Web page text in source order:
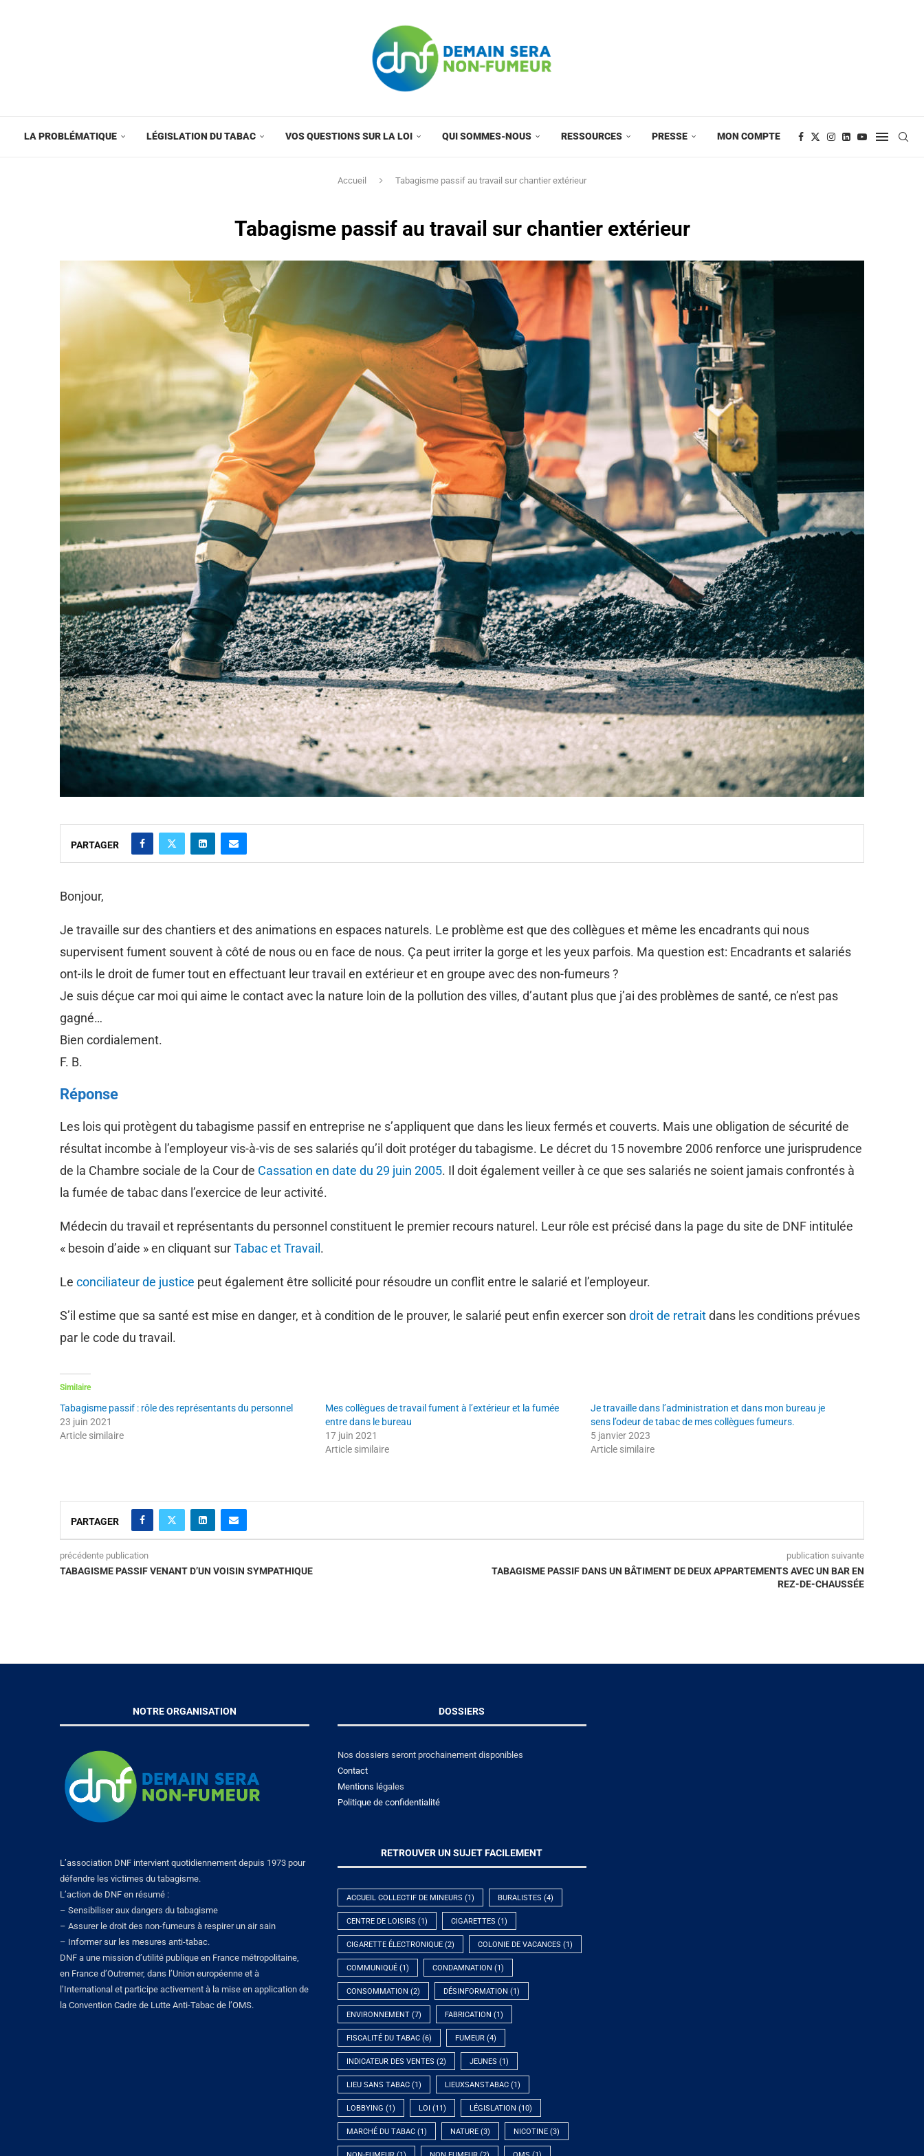
LA PROBLÉMATIQUE LÉGISLATION DU TABAC VOS QUESTIONS SUR LA LOI QUI SOMMES-NOUS RESSOURCES PRESSE MON COMPTE
Accueil Tabagisme passif au travail sur chantier extérieur
Tabagisme passif au travail sur chantier extérieur
PARTAGER
Bonjour,
Je travaille sur des chantiers et des animations en espaces naturels. Le problème est que des collègues et même les encadrants qui nous
supervisent fument souvent à côté de nous ou en face de nous. Ça peut irriter la gorge et les yeux parfois. Ma question est: Encadrants et salariés
ont-ils le droit de fumer tout en effectuant leur travail en extérieur et en groupe avec des non-fumeurs ?
Je suis déçue car moi qui aime le contact avec la nature loin de la pollution des villes, d’autant plus que j’ai des problèmes de santé, ce n’est pas
gagné…
Bien cordialement.
F. B.
Réponse
Les lois qui protègent du tabagisme passif en entreprise ne s’appliquent que dans les lieux fermés et couverts. Mais une obligation de sécurité de
résultat incombe à l’employeur vis-à-vis de ses salariés qu’il doit protéger du tabagisme. Le décret du 15 novembre 2006 renforce une jurisprudence
de la Chambre sociale de la Cour de Cassation en date du 29 juin 2005. Il doit également veiller à ce que ses salariés ne soient jamais confrontés à
la fumée de tabac dans l’exercice de leur activité.
Médecin du travail et représentants du personnel constituent le premier recours naturel. Leur rôle est précisé dans la page du site de DNF intitulée
« besoin d’aide » en cliquant surTabac et Travail .
Le conciliateur de justice peut également être sollicité pour résoudre un conflit entre le salarié et l’employeur.
S’il estime que sa santé est mise en danger, et à condition de le prouver, le salarié peut enfin exercer son droit de retraitdans les conditions prévues
par le code du travail.
Similaire
Tabagisme passif : rôle des représentants du personnel
23 juin 2021
Article similaire
Mes collègues de travail fument à l’extérieur et la fumée
entre dans le bureau
17 juin 2021
Article similaire
Je travaille dans l’administration et dans mon bureau je
sens l’odeur de tabac de mes collègues fumeurs.
5 janvier 2023
Article similaire
PARTAGER
précédente publication
TABAGISME PASSIF VENANT D’UN VOISIN SYMPATHIQUE
publication suivante
TABAGISME PASSIF DANS UN BÂTIMENT DE DEUX APPARTEMENTS AVEC UN BAR EN
REZ-DE-CHAUSSÉE
NOTRE ORGANISATION
L’association DNF intervient quotidiennement depuis 1973 pour
défendre les victimes du tabagisme.
L’action de DNF en résumé :
– Sensibiliser aux dangers du tabagisme
– Assurer le droit des non-fumeurs à respirer un air sain
– Informer sur les mesures anti-tabac.
DNF a une mission d’utilité publique en France métropolitaine,
en France d’Outremer, dans l’Union européenne et à
l’International et participe activement à la mise en application de
la Convention Cadre de Lutte Anti-Tabac de l’OMS.
DOSSIERS
Nos dossiers seront prochainement disponibles
Contact
Mentions légales
Politique de confidentialité
RETROUVER UN SUJET FACILEMENT
ACCUEIL COLLECTIF DE MINEURS (1) BURALISTES (4)
CENTRE DE LOISIRS (1) CIGARETTES (1)
CIGARETTE ÉLECTRONIQUE(2) COLONIE DE VACANCES (1)
COMMUNIQUÉ(1) CONDAMNATION (1)
CONSOMMATION (2) DÉSINFORMATION (1)
ENVIRONNEMENT(7) FABRICATION (1)
FISCALITÉ DU TABAC(6) FUMEUR(4)
INDICATEUR DES VENTES (2) JEUNES (1)
LIEU SANS TABAC(1) LIEUXSANSTABAC(1)
LOBBYING (1) LOI (11) LÉGISLATION (10)
MARCHÉ DU TABAC(1) NATURE(3) NICOTINE(3)